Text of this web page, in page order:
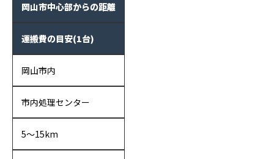
岡山市中心部からの距離
運搬費の目安(1台)
岡山市内
市内処理センター
5〜15km